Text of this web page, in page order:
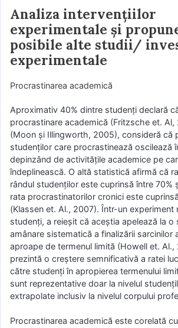
Analiza intervenţiilor
experimentale și
posibile alte studii/
experimentale
Procrastinarea academică
Aproximativ 40% dintre studenți declară
procrastinare academică (Fritzsche et.
(Moon și Illingworth, 2005), consideră că
studenților care procrastinează oscilează
depinzând de activitățile academice pe
îndeplinească. O altă statistică afirmă că
rândul studenților este cuprinsă între 70%
rata procrastinatorilor cronici este
(Klassen et. Al., 2007). Într-un experiment
studenți, a reieșit că aceștia apelează la o
amânare sistematică a finalizării sarcinilor
aproape de termenul limită (Howell et. Al.,
prezintă o creștere semnificativă a ratei
către studenți în apropierea termenului
sunt reprezentative doar la nivelul
extrapolate inclusiv la nivelul corpului
Procrastinarea academică este corelată